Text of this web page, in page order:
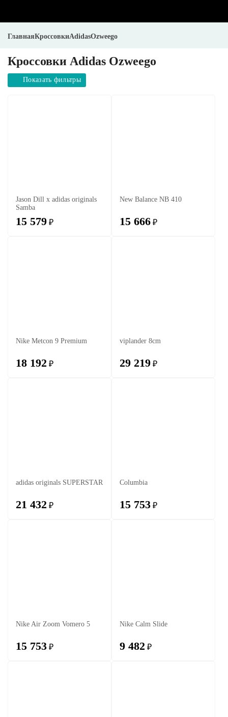
ГлавнаяКроссовкиAdidasOzweego
Кроссовки Adidas Ozweego
Показать фильтры
Jason Dill x adidas originals
Samba
15 579 ₽
New Balance NB 410
15 666 ₽
Nike Metcon 9 Premium
18 192 ₽
viplander 8cm
29 219 ₽
adidas originals SUPERSTAR
21 432 ₽
Columbia
15 753 ₽
Nike Air Zoom Vomero 5
15 753 ₽
Nike Calm Slide
9 482 ₽